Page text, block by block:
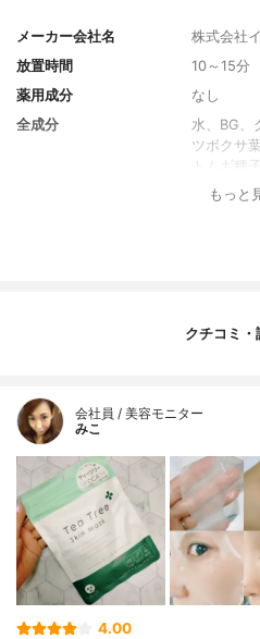
メーカー会社名
株式会社
放置時間
10～15分
薬用成分
なし
全成分
水、BG、
ツボクサ
トムギ種
性コラー
DTA-
ティーツ
もっと
クチコミ
会社員 / 美容モニター
みこ
4.00